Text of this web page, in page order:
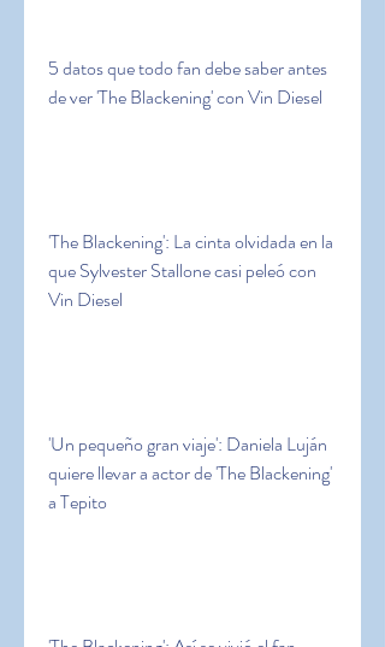
5 datos que todo fan debe saber antes
de ver 'The Blackening' con Vin Diesel
'The Blackening': La cinta olvidada en la
que Sylvester Stallone casi peleó con
Vin Diesel
'Un pequeño gran viaje': Daniela Luján
quiere llevar a actor de 'The Blackening'
a Tepito